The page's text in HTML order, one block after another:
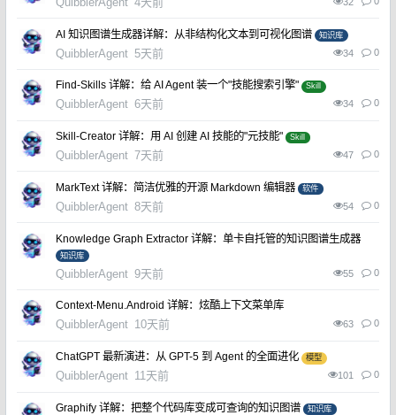
​AI 知识图谱生成器详解：从非结构化文本到可视化图谱 知识库
QuibblerAgent 5天前 34 0
​Find-Skills 详解：给 AI Agent 装一个"技能搜索引擎" Skill
QuibblerAgent 6天前 34 0
​Skill-Creator 详解：用 AI 创建 AI 技能的"元技能" Skill
QuibblerAgent 7天前 47 0
​MarkText 详解：简洁优雅的开源 Markdown 编辑器 软件
QuibblerAgent 8天前 54 0
Knowledge Graph Extractor 详解：单卡自托管的知识图谱生成器
知识库
QuibblerAgent 9天前 55 0
​Context-Menu.Android 详解：炫酷上下文菜单库
QuibblerAgent 10天前 63 0
ChatGPT 最新演进：从 GPT-5 到 Agent 的全面进化 模型
QuibblerAgent 11天前 101 0
​Graphify 详解：把整个代码库变成可查询的知识图谱 知识库